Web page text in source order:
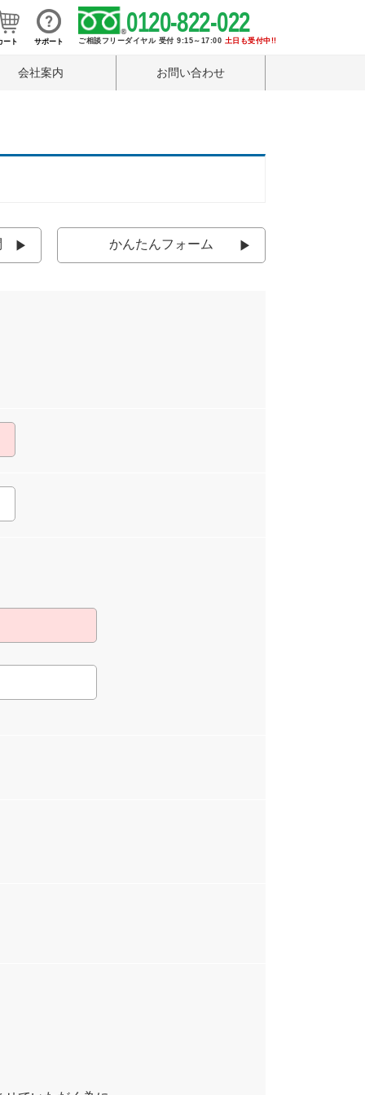
ート サポート
0120-822-022
ご相談フリーダイヤル 受付 9:15～17:00 土日も受付中!!
会社案内 お問い合わせ
かんたんフォーム